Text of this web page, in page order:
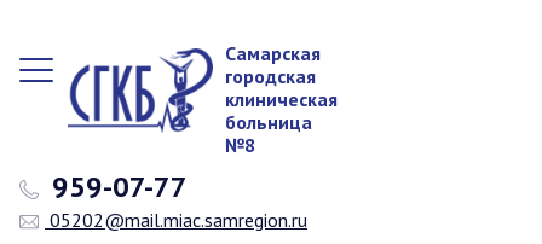
Самарская
городская
клиническая
больница
№8
959-07-77
05202@mail.miac.samregion.ru